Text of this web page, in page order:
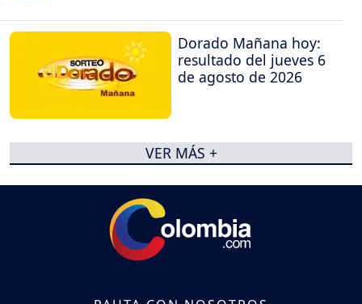
Dorado Mañana hoy:
resultado del jueves 6
de agosto de 2026
VER MÁS +